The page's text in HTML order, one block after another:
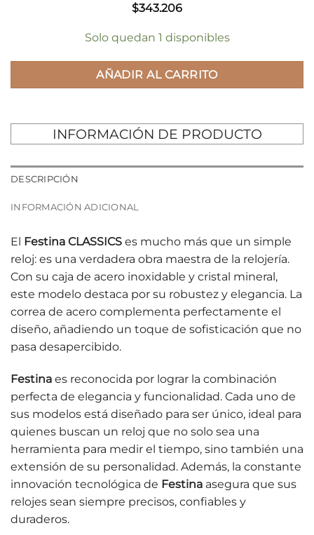
$343.206
Solo quedan 1 disponibles
AÑADIR AL CARRITO
INFORMACIÓN DE PRODUCTO
DESCRIPCIÓN
INFORMACIÓN ADICIONAL
El Festina CLASSICS es mucho más que un simple
reloj: es una verdadera obra maestra de la relojería.
Con su caja de acero inoxidable y cristal mineral,
este modelo destaca por su robustez y elegancia. La
correa de acero complementa perfectamente el
diseño, añadiendo un toque de sofisticación que no
pasa desapercibido.
Festina es reconocida por lograr la combinación
perfecta de elegancia y funcionalidad. Cada uno de
sus modelos está diseñado para ser único, ideal para
quienes buscan un reloj que no solo sea una
herramienta para medir el tiempo, sino también una
extensión de su personalidad. Además, la constante
innovación tecnológica de Festina asegura que sus
relojes sean siempre precisos, confiables y
duraderos.